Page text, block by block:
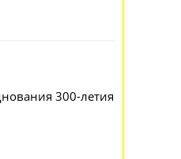
300-летия